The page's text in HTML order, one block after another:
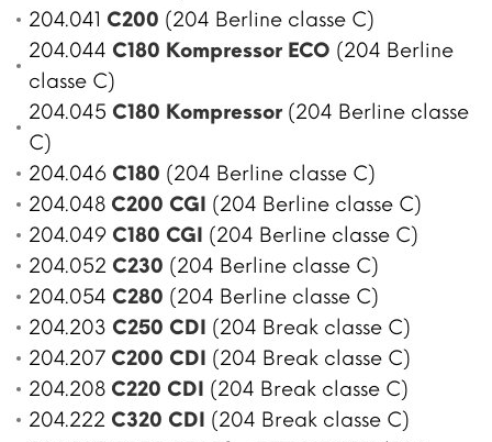
204.041 C200 (204 Berline classe C)
204.044 C180 Kompressor ECO (204 Berline
classe C)
204.045 C180 Kompressor (204 Berline classe
C)
204.046 C180 (204 Berline classe C)
204.048 C200 CGI (204 Berline classe C)
204.049 C180 CGI (204 Berline classe C)
204.052 C230 (204 Berline classe C)
204.054 C280 (204 Berline classe C)
204.203 C250 CDI (204 Break classe C)
204.207 C200 CDI (204 Break classe C)
204.208 C220 CDI (204 Break classe C)
204.222 C320 CDI (204 Break classe C)